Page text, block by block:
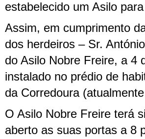
estabelecido um Asilo
Assim, em cumprimento
dos herdeiros – Sr.
do Asilo Nobre Freire, a 4
instalado no prédio de
da Corredoura
O Asilo Nobre Freire terá
aberto as suas portas a 8